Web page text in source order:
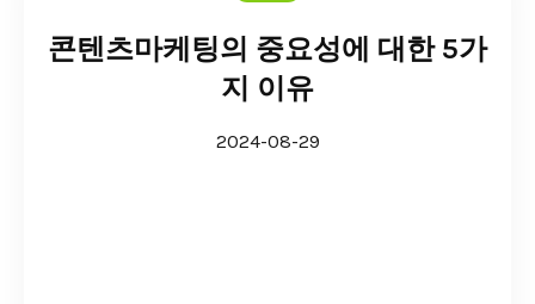
콘텐츠마케팅의 중요성에 대한 5가
지 이유
2024-08-29